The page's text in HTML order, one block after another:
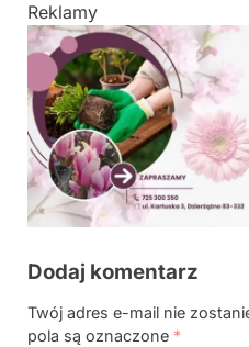
Reklamy
Dodaj komentarz
Twój adres e-mail nie
pola są oznaczone *